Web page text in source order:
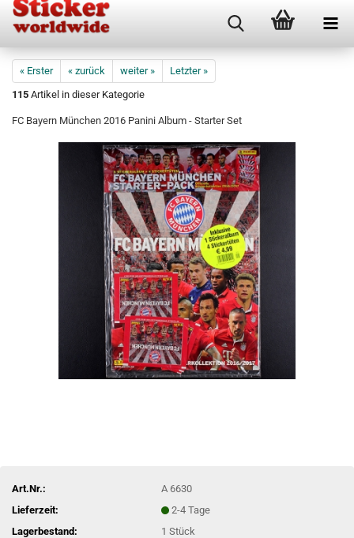
« Erster « zurück weiter »
Letzter »
115 Artikel in dieser Kategorie
FC Bayern München 2016 Panini Album - Starter Set
Art.Nr.:
A 6630
Lieferzeit:
2-4 Tage
Lagerbestand:
1Stück